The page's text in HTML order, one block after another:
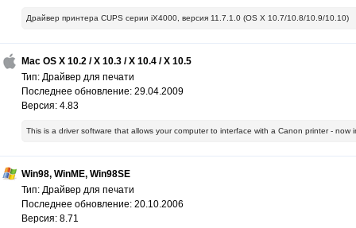
Драйвер принтера CUPS серии iX4000, версия 11.7.1.0 (OS X 10.7/10.8/10.9/10.10)
Mac OS X 10.2 / X 10.3 / X 10.4 / X 10.5
Тип: Драйвер для печати
Последнее обновление: 29.04.2009
Версия: 4.83
This is a driver software that allows your computer to interface with a Canon printer - now
Win98, WinME, Win98SE
Тип: Драйвер для печати
Последнее обновление: 20.10.2006
Версия: 8.71